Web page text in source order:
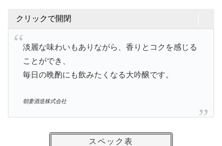
クリックで開閉
淡麗な味わいもありながら、香りとコクを感じる
ことができ、
毎日の晩酌にも飲みたくなる大吟醸です。
朝妻酒造株式会社
スペック表